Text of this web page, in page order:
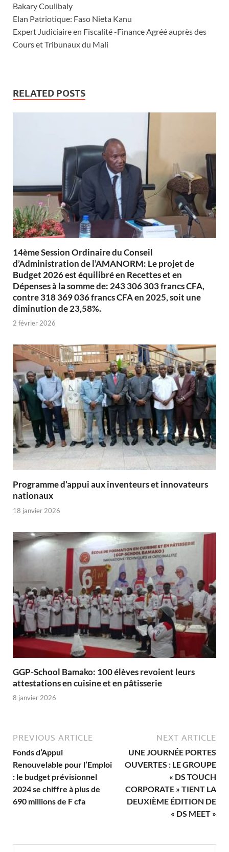
Bakary Coulibaly
Elan Patriotique: Faso Nieta Kanu
Expert Judiciaire en Fiscalité -Finance Agréé auprès des
Cours et Tribunaux du Mali
RELATED POSTS
14ème Session Ordinaire du Conseil
d’Administration de l’AMANORM: Le projet de
Budget 2026 est équilibré en Recettes et en
Dépenses à la somme de: 243 306 303 francs CFA,
contre 318 369 036 francs CFA en 2025, soit une
diminution de 23,58%.
2 février 2026
Programme d’appui aux inventeurs et innovateurs
nationaux
18 janvier 2026
GGP-School Bamako: 100 élèves revoient leurs
attestations en cuisine et en pâtisserie
8 janvier 2026
PREVIOUS ARTICLE
Fonds d’Appui
Renouvelable pour l’Emploi
: le budget prévisionnel
2024 se chiffre à plus de
690 millions de F cfa
NEXT ARTICLE
UNE JOURNÉE PORTES
OUVERTES : LE GROUPE
« DS TOUCH
CORPORATE » TIENT LA
DEUXIÈME ÉDITION DE
« DS MEET »